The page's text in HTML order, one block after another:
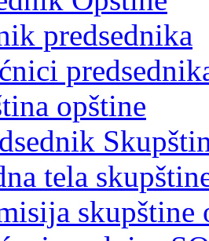
predsednika
opštine
tela
skupštine